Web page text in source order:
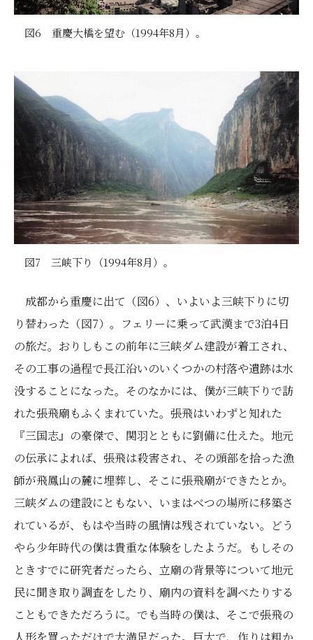
図6 重慶大橋を望む（1994年8月）。
図7 三峡下り（1994年8月）。
成都から重慶に出て（図6）、いよいよ三峡下りに切
り替わった（図7）。フェリーに乗って武漢まで3泊4日
の旅だ。おりしもこの前年に三峡ダム建設が着工され、
その工事の過程で長江沿いのいくつかの村落や遺跡は水
没することになった。そのなかには、僕が三峡下りで訪
れた張飛廟もふくまれていた。張飛はいわずと知れた
『三国志』の豪傑で、関羽とともに劉備に仕えた。地元
の伝承によれば、張飛は殺害され、その頭部を拾った漁
師が飛鳳山の麓に埋葬し、そこに張飛廟ができたとか。
三峡ダムの建設にともない、いまはべつの場所に移築さ
れているが、もはや当時の風情は残されていない。どう
やら少年時代の僕は貴重な体験をしたようだ。もしその
ときすでに研究者だったら、立廟の背景等について地元
民に聞き取り調査をしたり、廟内の資料を調べたりする
こともできただろうに。でも当時の僕は、そこで張飛の